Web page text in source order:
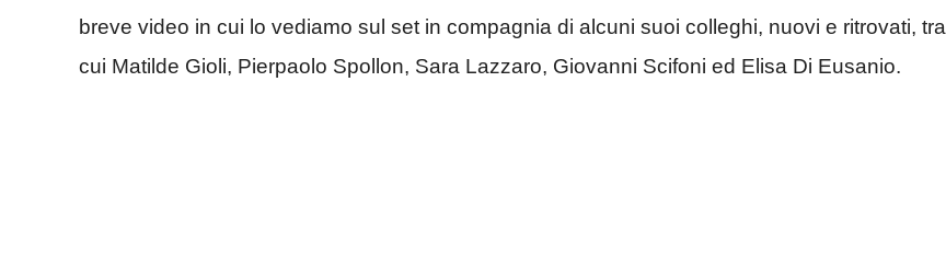
breve video in cui lo vediamo sul set in compagnia di alcuni suoi colleghi, nuovi e ritrovati, tra
cui Matilde Gioli, Pierpaolo Spollon, Sara Lazzaro, Giovanni Scifoni ed Elisa Di Eusanio.